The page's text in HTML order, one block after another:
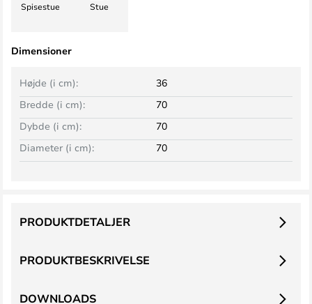
Spisestue Stue
Dimensioner
Bredde (i cm): 70
Højde (i cm): 36
Dybde (i cm):
70
Diameter (i cm):
70
PRODUKTBESKRIVELSE
PRODUKTDETALJER
DOWNLOADS